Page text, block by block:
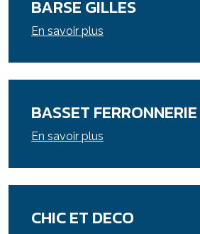
BARSE GILLES
En savoir plus
BASSET FERRONNERIE
En savoir plus
CHIC ET DECO